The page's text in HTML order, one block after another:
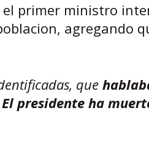
primer ministro
agregando
que
El presidente ha